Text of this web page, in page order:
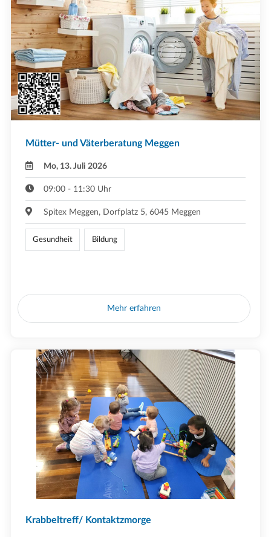
Mütter- und Väterberatung Meggen
Mo, 13. Juli 2026
09:00 - 11:30 Uhr
Spitex Meggen, Dorfplatz 5, 6045 Meggen
Gesundheit Bildung
Mehr erfahren
Krabbeltreff/ Kontaktzmorge